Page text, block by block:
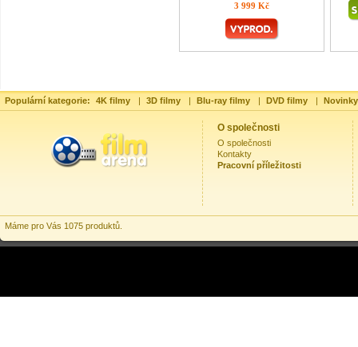
3 999 Kč
Populární kategorie: 4K filmy | 3D filmy | Blu-ray filmy | DVD filmy |
O společnosti
O společnosti
Kontakty
Pracovní příležitosti
Máme pro Vás 1075 produktů.